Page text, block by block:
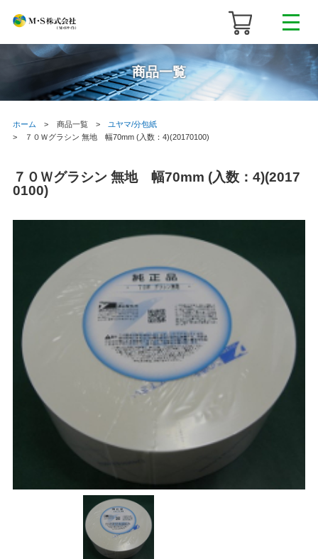
商品一覧
ホーム 商品一覧
ユヤマ/分包紙
７０Ｗグラシン 無地 幅70mm (入数：4)(20170100)
７０Ｗグラシン 無地 幅70mm (入数：4)(2017
0100)